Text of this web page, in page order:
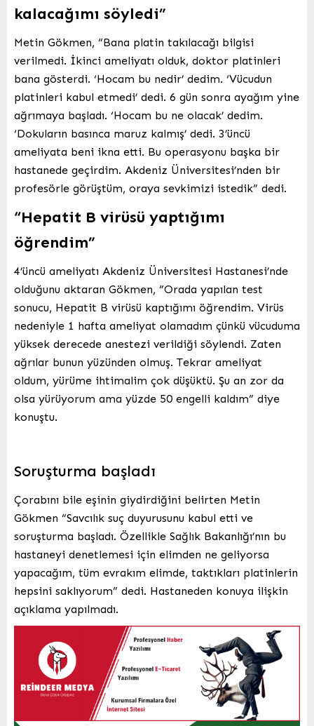
kalacağımı söyledi”
Metin Gökmen, “Bana platin takılacağı bilgisi
verilmedi. İkinci ameliyatı olduk, doktor platinleri
bana gösterdi. ‘Hocam bu nedir’ dedim. ‘Vücudun
platinleri kabul etmedi’ dedi. 6 gün sonra ayağım yine
ağrımaya başladı. ‘Hocam bu ne olacak’ dedim.
‘Dokuların basınca maruz kalmış’ dedi. 3’üncü
ameliyata beni ikna etti. Bu operasyonu başka bir
hastanede geçirdim. Akdeniz Üniversitesi’nden bir
profesörle görüştüm, oraya sevkimizi istedik” dedi.
“Hepatit B virüsü yaptığımı
öğrendim”
4’üncü ameliyatı Akdeniz Üniversitesi Hastanesi’nde
olduğunu aktaran Gökmen, “Orada yapılan test
sonucu, Hepatit B virüsü kaptığımı öğrendim. Virüs
nedeniyle 1 hafta ameliyat olamadım çünkü vücuduma
yüksek derecede anestezi verildiği söylendi. Zaten
ağrılar bunun yüzünden olmuş. Tekrar ameliyat
oldum, yürüme ihtimalim çok düşüktü. Şu an zor da
olsa yürüyorum ama yüzde 50 engelli kaldım” diye
konuştu.
Soruşturma başladı
Çorabını bile eşinin giydirdiğini belirten Metin
Gökmen “Savcılık suç duyurusunu kabul etti ve
soruşturma başladı. Özellikle Sağlık Bakanlığı’nın bu
hastaneyi denetlemesi için elimden ne geliyorsa
yapacağım, tüm evrakım elimde, taktıkları platinlerin
hepsini saklıyorum” dedi. Hastaneden konuya ilişkin
açıklama yapılmadı.